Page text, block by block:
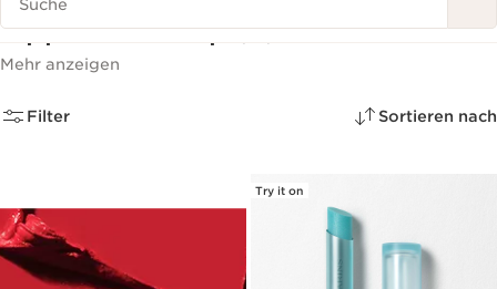
Lippen Make-up (31)
Mehr anzeigen
Filter Sortieren nach
Try it on